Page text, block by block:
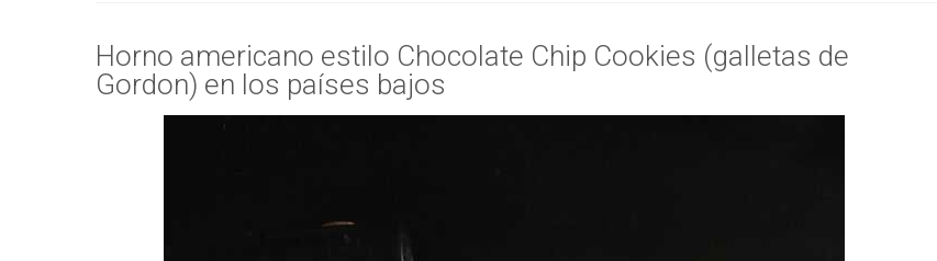
Horno americano estilo Chocolate Chip Cookies (galletas de
Gordon) en los países bajos